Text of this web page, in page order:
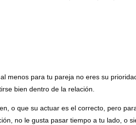
al menos para tu pareja no eres su
bien dentro de la relación.
o que su actuar es el correcto, pero
no le gusta pasar tiempo a tu lado, o